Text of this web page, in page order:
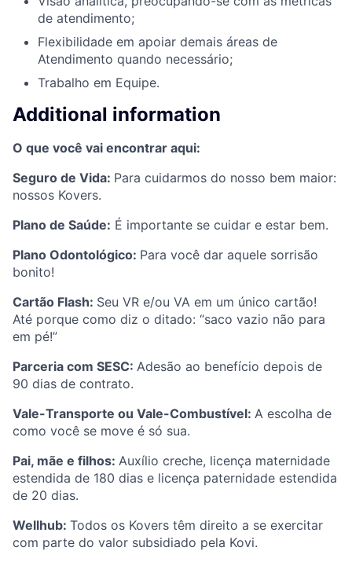
de atendimento;
Flexibilidade em apoiar demais áreas de
Atendimento quando necessário;
Trabalho em Equipe.
Additional information
O que você vai encontrar aqui:
Seguro de Vida: Para cuidarmos do nosso bem maior:
nossos Kovers.
Plano de Saúde: É importante se cuidar e estar bem.
Plano Odontológico: Para você dar aquele sorrisão
bonito!
Cartão Flash: Seu VR e/ou VA em um único cartão!
Até porque como diz o ditado: “saco vazio não para
em pé!”
Parceria com SESC: Adesão ao benefício depois de
90 dias de contrato.
Vale-Transporte ou Vale-Combustível: A escolha de
como você se move é só sua.
Pai, mãe e filhos: Auxílio creche, licença maternidade
estendida de 180 dias e licença paternidade estendida
de 20 dias.
Wellhub: Todos os Kovers têm direito a se exercitar
com parte do valor subsidiado pela Kovi.